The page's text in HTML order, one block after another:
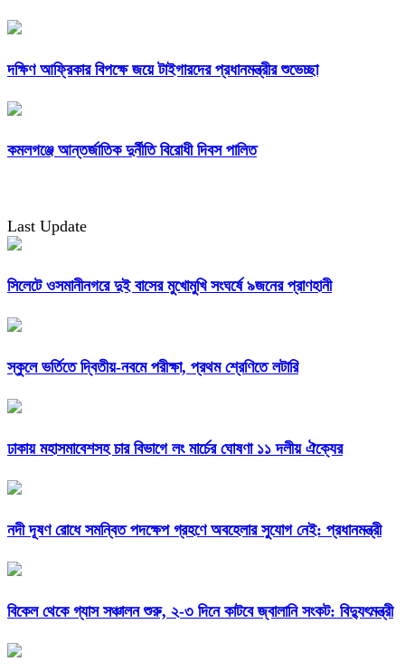
দক্ষিণ আফ্রিকার বিপক্ষে জয়ে টাইগারদের প্রধানমন্ত্রীর শুভেচ্ছা
কমলগঞ্জে আন্তর্জাতিক দুর্নীতি বিরোধী দিবস পালিত
Last Update
সিলেটে ওসমানীনগরে দুই বাসের মুখোমুখি সংঘর্ষে ৯জনের প্রাণহানী
স্কুলে ভর্তিতে দ্বিতীয়-নবমে পরীক্ষা, প্রথম শ্রেণিতে লটারি
ঢাকায় মহাসমাবেশসহ চার বিভাগে লং মার্চের ঘোষণা ১১ দলীয় ঐক্যের
নদী দূষণ রোধে সমন্বিত পদক্ষেপ গ্রহণে অবহেলার সুযোগ নেই: প্রধানমন্ত্রী
বিকেল থেকে গ্যাস সঞ্চালন শুরু, ২-৩ দিনে কাটবে জ্বালানি সংকট: বিদ্যুৎমন্ত্রী